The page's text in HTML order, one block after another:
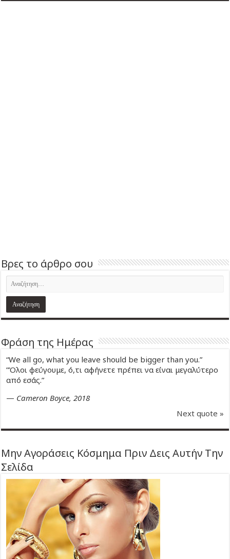
Βρες το άρθρο σου
Φράση της Ημέρας
“We all go, what you leave should be bigger than you.”
”Όλοι φεύγουμε, ό,τι αφήνετε πρέπει να είναι μεγαλύτερο
από εσάς.”
— Cameron Boyce, 2018
Next quote »
Μην Αγοράσεις Κόσμημα Πριν Δεις Αυτήν Την
Σελίδα